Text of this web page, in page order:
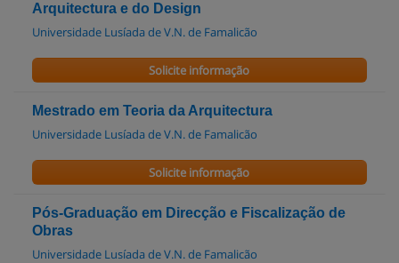
Arquitectura e do Design
Universidade Lusíada de V.N. de Famalicão
Solicite informação
Mestrado em Teoria da Arquitectura
Universidade Lusíada de V.N. de Famalicão
Solicite informação
Pós-Graduação em Direcção e Fiscalização de
Obras
Universidade Lusíada de V.N. de Famalicão